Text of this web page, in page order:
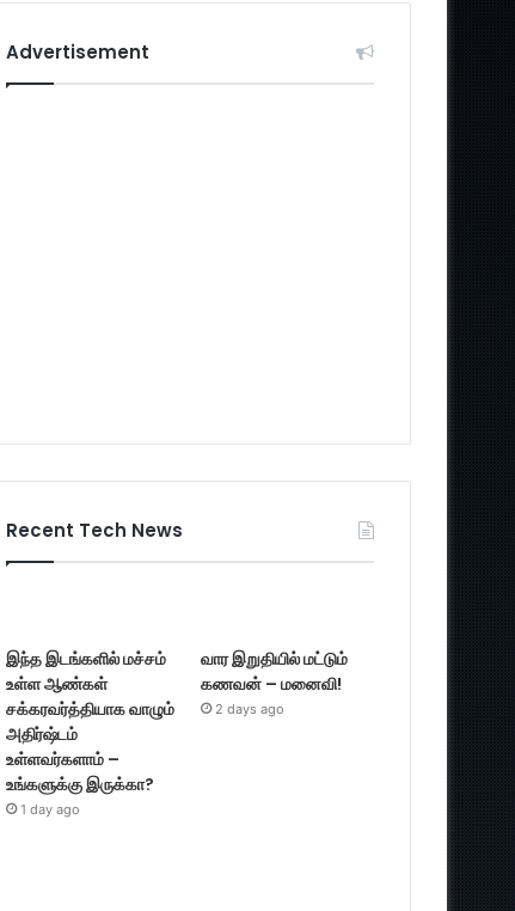
Advertisement
Recent Tech News
இந்த இடங்களில் மச்சம்
உள்ள ஆண்கள்
சக்கரவர்த்தியாக வாழும்
அதிர்ஷ்டம்
உள்ளவர்களாம் –
உங்களுக்கு இருக்கா?
1 day ago
வார இறுதியில் மட்டும்
கணவன் – மனைவி!
2 days ago